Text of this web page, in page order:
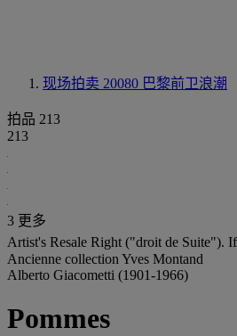
现场拍卖 20080 巴黎前卫浪潮
拍品 213
213
3 更多
Artist's Resale Right ("droit de Suite").
Ancienne collection Yves Montand
Alberto Giacometti (1901-1966)
Pommes